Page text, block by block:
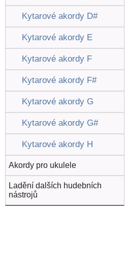
Kytarové akordy D#
Kytarové akordy E
Kytarové akordy F
Kytarové akordy F#
Kytarové akordy G
Kytarové akordy G#
Kytarové akordy H
Akordy pro ukulele
Ladění dalších hudebních
nástrojů